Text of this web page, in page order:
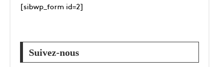
[sibwp_form id=2]
Suivez-nous